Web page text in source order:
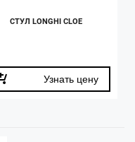
СТУЛ LONGHI CLOE
Узнать цену